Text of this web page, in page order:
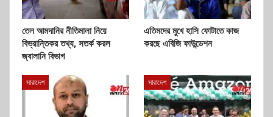
তেল আমদানির নীতিমালা নিয়ে
বিভ্রান্তিকর তথ্য, সতর্ক করল
জ্বালানি বিভাগ
এতিমদের মুখে হাসি ফোটাতে কাজ
করছে এবিজি ফাউন্ডেশন
সারাদেশ সারাদেশ